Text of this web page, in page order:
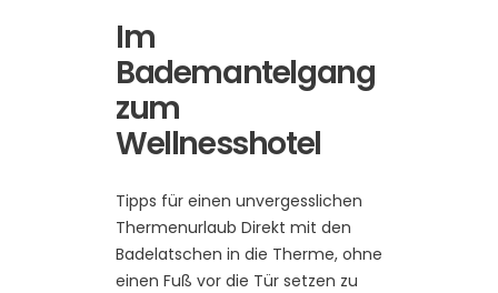
Im
Bademantelgang
zum
Wellnesshotel
Tipps für einen unvergesslichen
Thermenurlaub Direkt mit den
Badelatschen in die Therme, ohne
einen Fuß vor die Tür setzen zu